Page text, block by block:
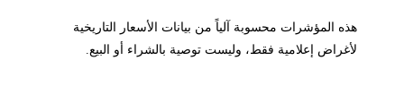
هذه المؤشرات محسوبة آلياً من بيانات الأسعار التاريخية
لأغراض إعلامية فقط، وليست توصية بالشراء أو البيع.